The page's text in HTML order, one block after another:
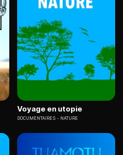
Voyage en utopie
DOCUMENTAIRES NATURE